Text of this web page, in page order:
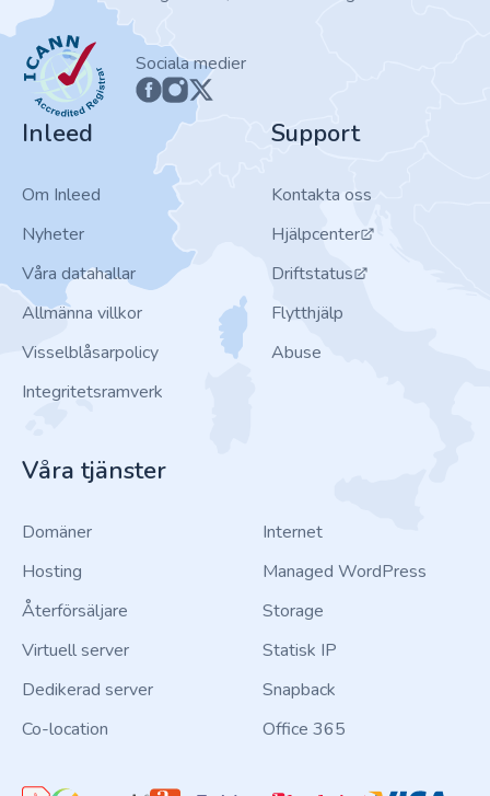
ICANN
Sociala medier
Inleed
Om Inleed
Nyheter
Våra datahallar
Allmänna villkor
Visselblåsarpolicy
Integritetsramverk
Support
Kontakta oss
Hjälpcenter
Driftstatus
Flytthjälp
Abuse
Våra tjänster
Domäner
Hosting
Återförsäljare
Virtuell server
Dedikerad server
Co-location
Internet
Managed WordPress
Storage
Statisk IP
Snapback
Office 365